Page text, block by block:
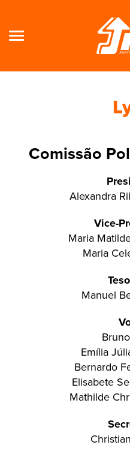
Comissão
Alexandra
Vice-
Maria
Maria
Manuel
Emília
Bernardo
Elisabete
Mathilde